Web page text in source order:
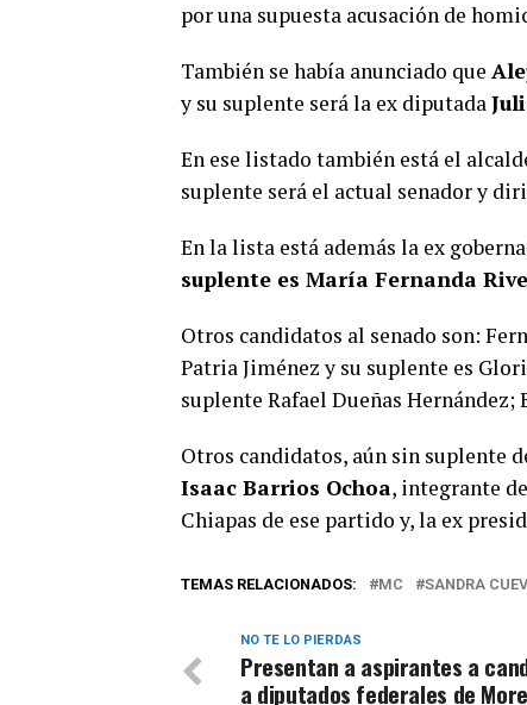
por una supuesta acusación de
También se había anunciado que
y su suplente será la ex diputada
En ese listado también está el
suplente será el actual senador y
En la lista está además la ex
suplente es María Fernanda
Otros candidatos al senado son:
Patria Jiménez y su suplente es
suplente Rafael Dueñas Hernández;
Otros candidatos, aún sin suplente
Isaac Barrios Ochoa, integrante
Chiapas de ese partido y, la ex
TEMAS RELACIONADOS: MC SANDRA
NO TE LO PIERDAS
Presentan a aspirantes a
a diputados federales de